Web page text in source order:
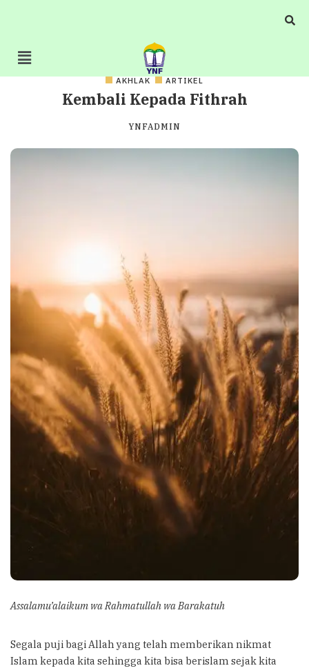
AKHLAK ARTIKEL
Kembali Kepada Fithrah
YNFADMIN
Assalamu’alaikum wa Rahmatullah wa Barakatuh
Segala puji bagi Allah yang telah memberikan nikmat
Islam kepada kita sehingga kita bisa berislam sejak kita